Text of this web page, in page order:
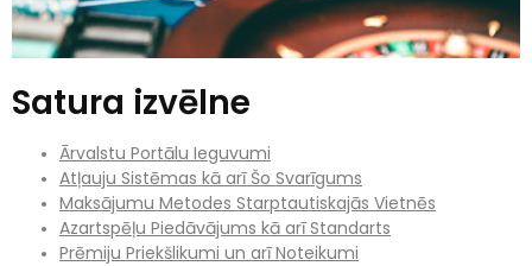
Satura izvēlne
Ārvalstu Portālu Ieguvumi
Atļauju Sistēmas kā arī Šo Svarīgums
Maksājumu Metodes Starptautiskajās Vietnēs
Azartspēļu Piedāvājums kā arī Standarts
Prēmiju Priekšlikumi un arī Noteikumi